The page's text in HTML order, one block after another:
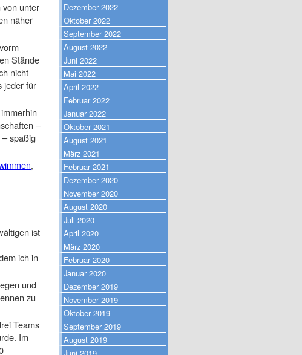
von unter
näher
Stände
nicht
jeder für
–
– spaßig
,
ist
ich in
und
zu
Teams
Im
Dezember 2022
Oktober 2022
September 2022
August 2022
Juni 2022
Mai 2022
April 2022
Februar 2022
Januar 2022
Oktober 2021
August 2021
März 2021
Februar 2021
Dezember 2020
November 2020
August 2020
Juli 2020
April 2020
März 2020
Februar 2020
Januar 2020
Dezember 2019
November 2019
Oktober 2019
September 2019
August 2019